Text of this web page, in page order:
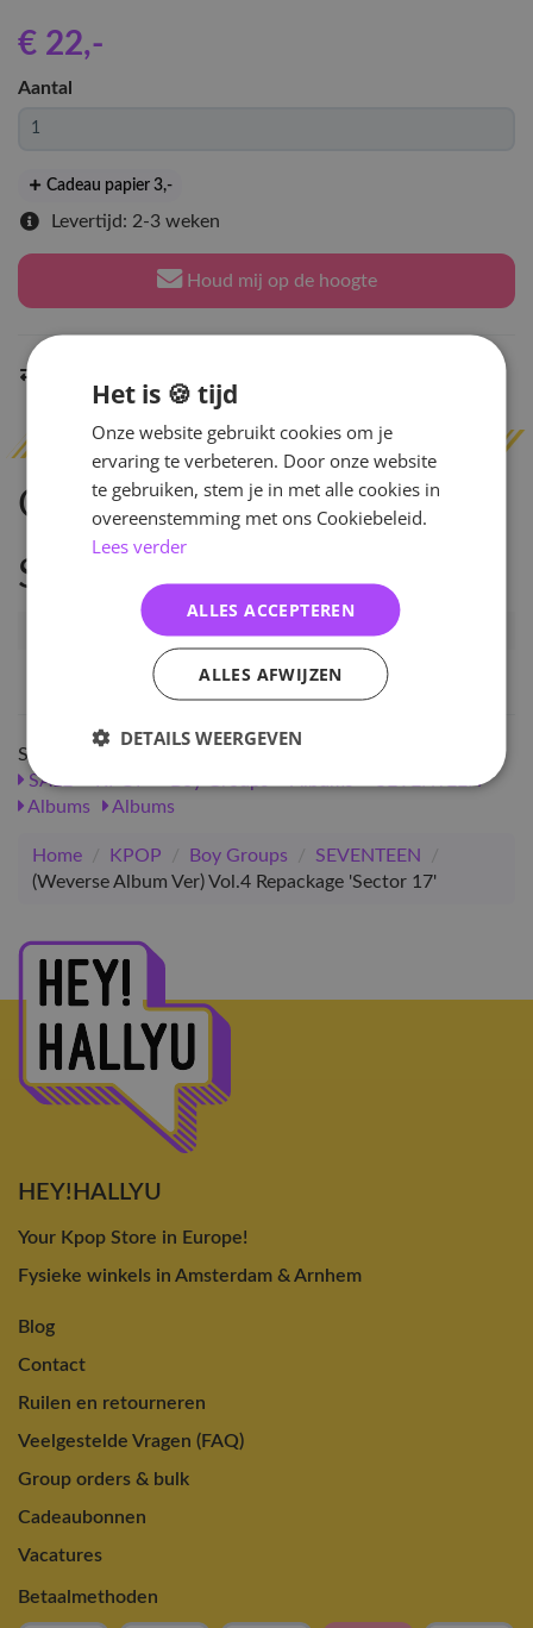
€ 22,-
Aantal
Cadeau papier 3,-
Levertijd: 2-3 weken
Houd mij op de hoogte
Omschrijving
Specificaties
Artikelnummer
8809848758003
Shop meer
SALE
SEVENTEEN
Albums
Albums
Home / KPOP / Boy Groups / SEVENTEEN
/
(Weverse Album Ver) Vol.4 Repackage 'Sector 17'
HEY!HALLYU
Your Kpop Store in Europe!
Fysieke winkels in Amsterdam & Arnhem
Blog
Contact
Ruilen en retourneren
Veelgestelde Vragen (FAQ)
Group orders & bulk
Cadeaubonnen
Vacatures
Betaalmethoden
Het is 🍪 tijd
Onze website gebruikt cookies om je
ervaring te verbeteren. Door onze website
te gebruiken, stem je in met alle cookies in
overeenstemming met ons Cookiebeleid.
Lees verder
ALLES ACCEPTEREN
ALLES AFWIJZEN
DETAILS WEERGEVEN